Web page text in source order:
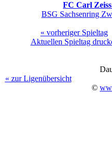
FC Carl
BSG Sachsenring
« vorheriger Spieltag
Aktuellen Spieltag
« zur Ligenübersicht
©